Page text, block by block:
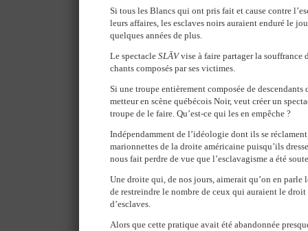
Si tous les Blancs qui ont pris fait et cause contre
leurs affaires, les esclaves noirs auraient enduré le
quelques années de plus.
Le spectacle SLĀVvise à faire partager la souffrance
chants composés par ses victimes.
Si une troupe entièrement composée de descendants
metteur en scène québécois Noir, veut créer un
troupe de le faire. Qu’est-ce qui les en empêche ?
Indépendamment de l’idéologie dont ils se
marionnettes de la droite américaine puisqu’ils
nous fait perdre de vue que l’esclavagisme a été
Une droite qui, de nos jours, aimerait qu’on en parle
de restreindre le nombre de ceux qui auraient le droit
d’esclaves.
Alors que cette pratique avait été abandonnée